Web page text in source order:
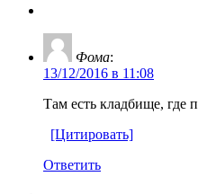
Фома:
13/12/2016 в 11:08
Там есть кладбище, где
[Цитировать]
Ответить